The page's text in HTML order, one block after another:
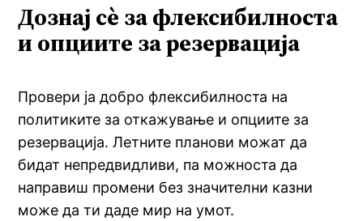
Дознај сè за флексибилноста
и опциите за резервација
Провери ја добро флексибилноста на
политиките за откажување и опциите за
резервација. Летните планови можат да
бидат непредвидливи, па можноста да
направиш промени без значителни казни
може да ти даде мир на умот.